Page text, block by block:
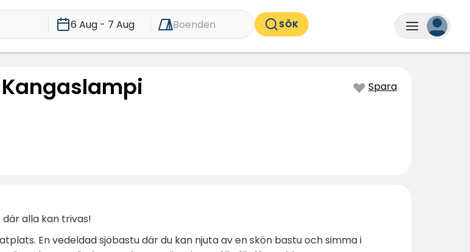
6 Aug - 7 Aug Boenden SÖK
Spara
alla kan trivas!
En vedeldad sjöbastu där du kan njuta av en skön bastu och simma i